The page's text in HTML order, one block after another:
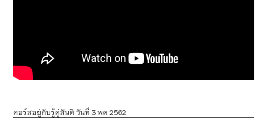
คอร์สอยู่กับรู้คู่สันติ วันที่ 3 พค 2562